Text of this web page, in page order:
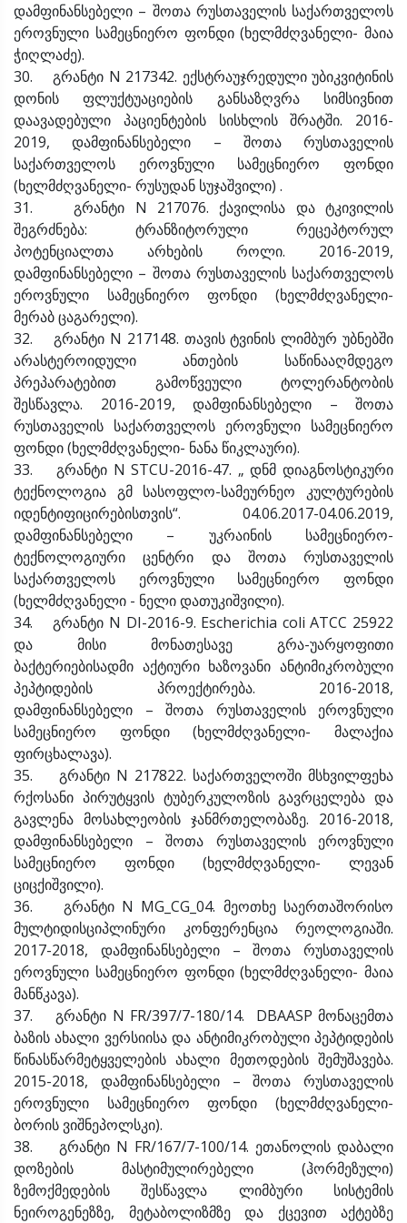
დამფინანსებელი – შოთა რუსთაველის საქართველოს
ეროვნული სამეცნიერო ფონდი (ხელმძღვანელი- მაია
ჭიღლაძე).
30. გრანტი N 217342. ექსტრაუჯრედული უბიკვიტინის
დონის ფლუქტუაციების განსაზღვრა სიმსივნით
დაავადებული პაციენტების სისხლის შრატში. 2016-
2019, დამფინანსებელი – შოთა რუსთაველის
საქართველოს ეროვნული სამეცნიერო ფონდი
(ხელმძღვანელი- რუსუდან სუჯაშვილი) .
31. გრანტი N 217076. ქავილისა და ტკივილის
შეგრძნება: ტრანზიტორული რეცეპტორულ
პოტენციალთა არხების როლი. 2016-2019,
დამფინანსებელი – შოთა რუსთაველის საქართველოს
ეროვნული სამეცნიერო ფონდი (ხელმძღვანელი-
მერაბ ცაგარელი).
32. გრანტი N 217148. თავის ტვინის ლიმბურ უბნებში
არასტეროიდული ანთების საწინააღმდეგო
პრეპარატებით გამოწვეული ტოლერანტობის
შესწავლა. 2016-2019, დამფინანსებელი – შოთა
რუსთაველის საქართველოს ეროვნული სამეცნიერო
ფონდი (ხელმძღვანელი- ნანა წიკლაური).
33. გრანტი N STCU-2016-47. „ დნმ დიაგნოსტიკური
ტექნოლოგია გმ სასოფლო-სამეურნეო კულტურების
იდენტიფიცირებისთვის“. 04.06.2017-04.06.2019,
დამფინანსებელი – უკრაინის სამეცნიერო-
ტექნოლოგიური ცენტრი და შოთა რუსთაველის
საქართველოს ეროვნული სამეცნიერო ფონდი
(ხელმძღვანელი - ნელი დათუკიშვილი).
34. გრანტი N DI-2016-9. Escherichia coli ATCC 25922
და მისი მონათესავე გრა-უარყოფითი
ბაქტერიებისადმი აქტიური ხაზოვანი ანტიმიკრობული
პეპტიდების პროექტირება. 2016-2018,
დამფინანსებელი – შოთა რუსთაველის ეროვნული
სამეცნიერო ფონდი (ხელმძღვანელი- მალაქია
ფირცხალავა).
35. გრანტი N 217822. საქართველოში მსხვილფეხა
რქოსანი პირუტყვის ტუბერკულოზის გავრცელება და
გავლენა მოსახლეობის ჯანმრთელობაზე. 2016-2018,
დამფინანსებელი – შოთა რუსთაველის ეროვნული
სამეცნიერო ფონდი (ხელმძღვანელი- ლევან
ციცქიშვილი).
36. გრანტი N MG_CG_04. მეოთხე საერთაშორისო
მულტიდისციპლინური კონფერენცია რეოლოგიაში.
2017-2018, დამფინანსებელი – შოთა რუსთაველის
ეროვნული სამეცნიერო ფონდი (ხელმძღვანელი- მაია
მანწკავა).
37. გრანტი N FR/397/7-180/14. DBAASP მონაცემთა
ბაზის ახალი ვერსიისა და ანტიმიკრობული პეპტიდების
წინასწარმეტყველების ახალი მეთოდების შემუშავება.
2015-2018, დამფინანსებელი – შოთა რუსთაველის
ეროვნული სამეცნიერო ფონდი (ხელმძღვანელი-
ბორის ვიშნეპოლსკი).
38. გრანტი N FR/167/7-100/14. ეთანოლის დაბალი
დოზების მასტიმულირებელი (ჰორმეზული)
ზემოქმედების შესწავლა ლიმბური სისტემის
ნეიროგენეზზე, მეტაბოლიზმზე და ქცევით აქტებზე